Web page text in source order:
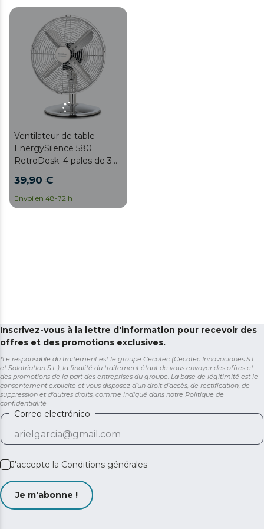
Ventilateur de table
EnergySilence 580
RetroDesk. 4 pales de 30
39,90 €
Envoi en 48-72 h
Inscrivez-vous à la lettre d'information pour recevoir des
offres et des promotions exclusives.
*Le responsable du traitement est le groupe Cecotec (Cecotec Innovaciones S.L.
et Solotriatlon S.L.), la finalité du traitement étant de vous envoyer des offres et
des promotions de la part des entreprises du groupe. La base de légitimité est le
consentement explicite et vous disposez d'un droit d'accès, de rectification, de
suppression et d'autres droits, comme indiqué dans notre Politique de
confidentialité
Correo electrónico
J'accepte la Conditions générales
Je m'abonne !